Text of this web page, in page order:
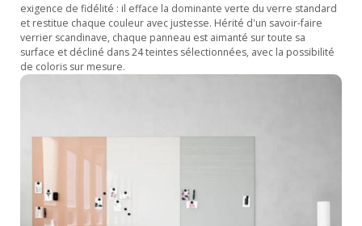
exigence de fidélité : il efface la dominante verte du verre standard
et restitue chaque couleur avec justesse. Hérité d'un savoir-faire
verrier scandinave, chaque panneau est aimanté sur toute sa
surface et décliné dans 24 teintes sélectionnées, avec la possibilité
de coloris sur mesure.